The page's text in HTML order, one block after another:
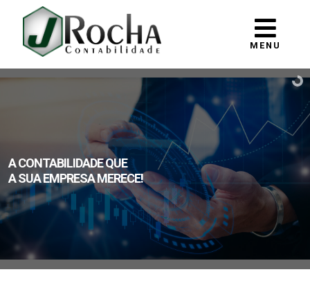
MENU
A CONTABILIDADE QUE
A SUA EMPRESA MERECE!